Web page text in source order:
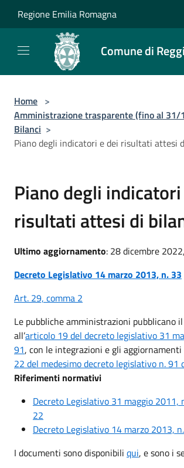
Regione Emilia Romagna
Comune di
Home >
Amministrazione trasparente (fino al
Bilanci >
Piano degli indicatori e dei risultati attesi
Piano degli
risultati attesi di
Ultimo aggiornamento: 28 dicembre
Decreto Legislativo 14 marzo 2013, n. 33
Art. 29, comma 2
Le pubbliche amministrazioni pubblicano
all’articolo 19 del decreto legislativo 31
91, con le integrazioni e gli aggiornamenti
22 del medesimo decreto legislativo n. 91
Riferimenti normativi
Decreto Legislativo 31 maggio 2011,
22
Decreto Legislativo 14 marzo 2013,
I documenti sono disponibili qui, e sono i